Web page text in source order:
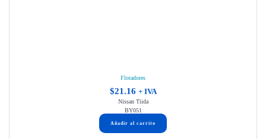
Flotadores
$21.16 + IVA
Nissan Tiida
BY051
Añadir al carrito